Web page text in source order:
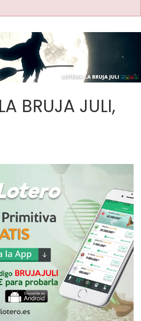
BRUJA JULI,